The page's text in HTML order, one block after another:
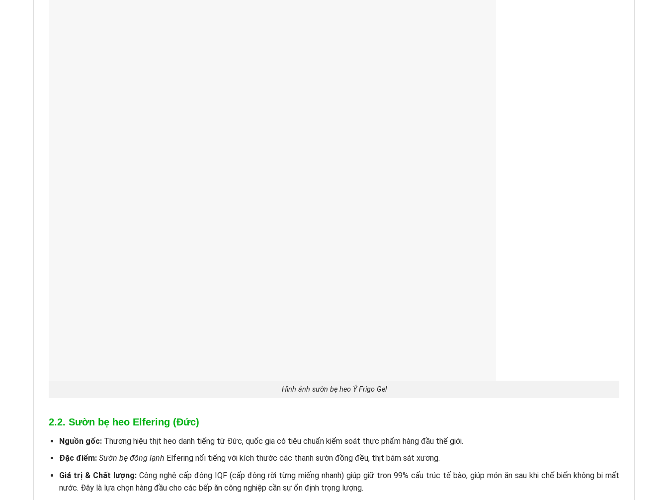
Hình ảnh sườn bẹ heo Ý Frigo Gel
2.2. Sườn bẹ heo Elfering (Đức)
Nguồn gốc:Thương hiệu thịt heo danh tiếng từ Đức, quốc gia có tiêu chuẩn kiểm soát thực phẩm hàng đầu thế giới.
Đặc điểm: Sườn bẹ đông lạnh Elfering nổi tiếng với kích thước các thanh sườn đồng đều, thịt bám sát xương.
Giá trị & Chất lượng:Công nghệ cấp đông IQF (cấp đông rời từng miếng nhanh) giúp giữ trọn 99% cấu trúc tế bào, giúp món ăn sau khi chế biến không bị mất
nước. Đây là lựa chọn hàng đầu cho các bếp ăn công nghiệp cần sự ổn định trọng lượng.